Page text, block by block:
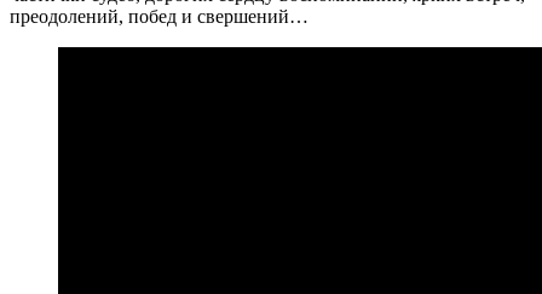
преодолений, побед и свершений…